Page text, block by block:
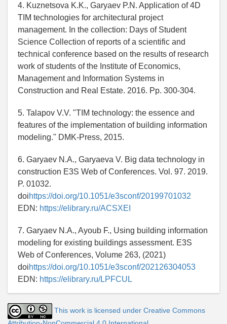
4. Kuznetsova K.K., Garyaev P.N. Application of 4D
TIM technologies for architectural project
management. In the collection: Days of Student
Science Collection of reports of a scientific and
technical conference based on the results of research
work of students of the Institute of Economics,
Management and Information Systems in
Construction and Real Estate. 2016. Pp. 300-304.
5. Talapov V.V. "TIM technology: the essence and
features of the implementation of building information
modeling." DMK-Press, 2015.
6. Garyaev N.A., Garyaeva V. Big data technology in
construction E3S Web of Conferences. Vol. 97. 2019.
P. 01032.
doihttps://doi.org/10.1051/e3sconf/20199701032
EDN: https://elibrary.ru/ACSXEI
7. Garyaev N.A., Ayoub F., Using building information
modeling for existing buildings assessment. E3S
Web of Conferences, Volume 263, (2021)
doihttps://doi.org/10.1051/e3sconf/202126304053
EDN: https://elibrary.ru/LPFCUL
This work is licensed under Creative Commons